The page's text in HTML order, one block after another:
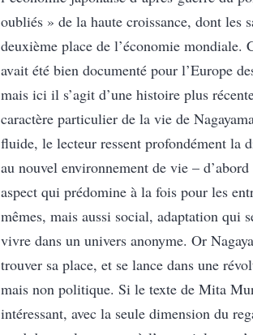
oubliés » de la haute croissance, dont les
deuxième place de l’économie mondiale.
avait été bien documenté pour l’Europe
mais ici il s’agit d’une histoire plus
caractère particulier de la vie de
fluide, le lecteur ressent profondément la
au nouvel environnement de vie –
aspect qui prédomine à la fois pour les
mêmes, mais aussi social, adaptation qui
vivre dans un univers anonyme. Or
trouver sa place, et se lance dans une
mais non politique. Si le texte de Mita
intéressant, avec la seule dimension du